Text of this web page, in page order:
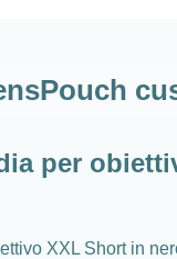
per
XXL Short in